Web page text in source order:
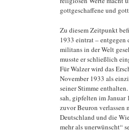
gottgeschaffene und
Zu diesem Zeitpunkt
1933 eintrat – entgegen
militans in der Welt
musste er schließlich
Für Walzer wird das
November 1933 als
seiner Stimme
sah, gipfelten im Januar
zuvor Beuron verlassen
Deutschland und die
mehr als unerwünscht“